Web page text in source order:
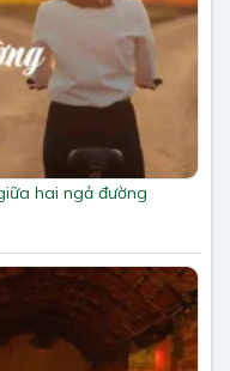
hai ngả đường